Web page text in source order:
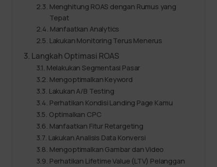
Menghitung ROAS dengan Rumus yang
Tepat
Manfaatkan Analytics
Lakukan Monitoring Terus Menerus
Langkah Optimasi ROAS
Melakukan Segmentasi Pasar
Mengoptimalkan Keyword
Lakukan A/B Testing
Perhatikan Kondisi Landing Page Kamu
Optimalkan CPC
Manfaatkan Fitur Retargeting
Lakukan Analisis Data Konversi
Mengoptimalkan Gambar dan Video
Perhatikan Lifetime Value (LTV) Pelanggan